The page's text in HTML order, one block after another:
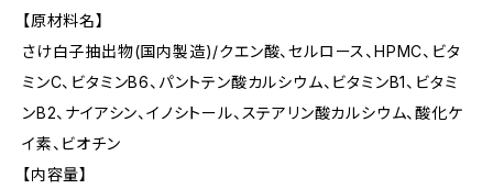
【原材料名】
さけ白子抽出物(国内製造)/クエン酸、セルロース、HPMC、ビタ
ミンC、ビタミンB6、パントテン酸カルシウム、ビタミンB1、ビタミ
ンB2、ナイアシン、イノシトール、ステアリン酸カルシウム、酸化ケ
イ素、ビオチン
【内容量】